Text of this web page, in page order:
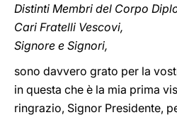
Distinti Membri del Corpo
Cari Fratelli Vescovi,
Signore e Signori,
sono davvero grato per la
in questa che è la mia prima
ringrazio, Signor Presidente,